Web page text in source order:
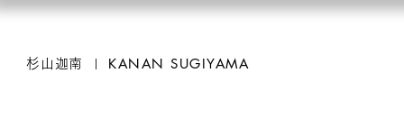
杉山迦南 KANAN SUGIYAMA